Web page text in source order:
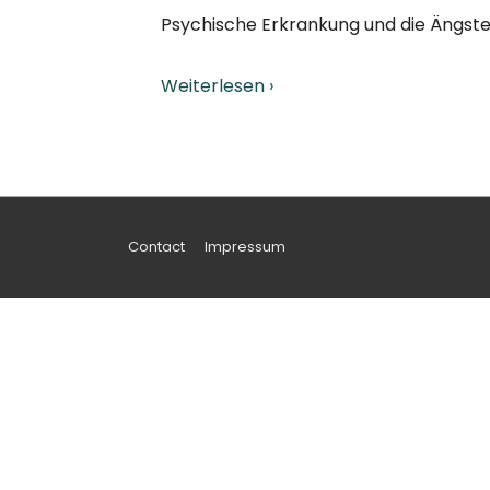
Psychische Erkrankung und die Ängste
Weiterlesen ›
Footer-
Menü
Contact Impressum